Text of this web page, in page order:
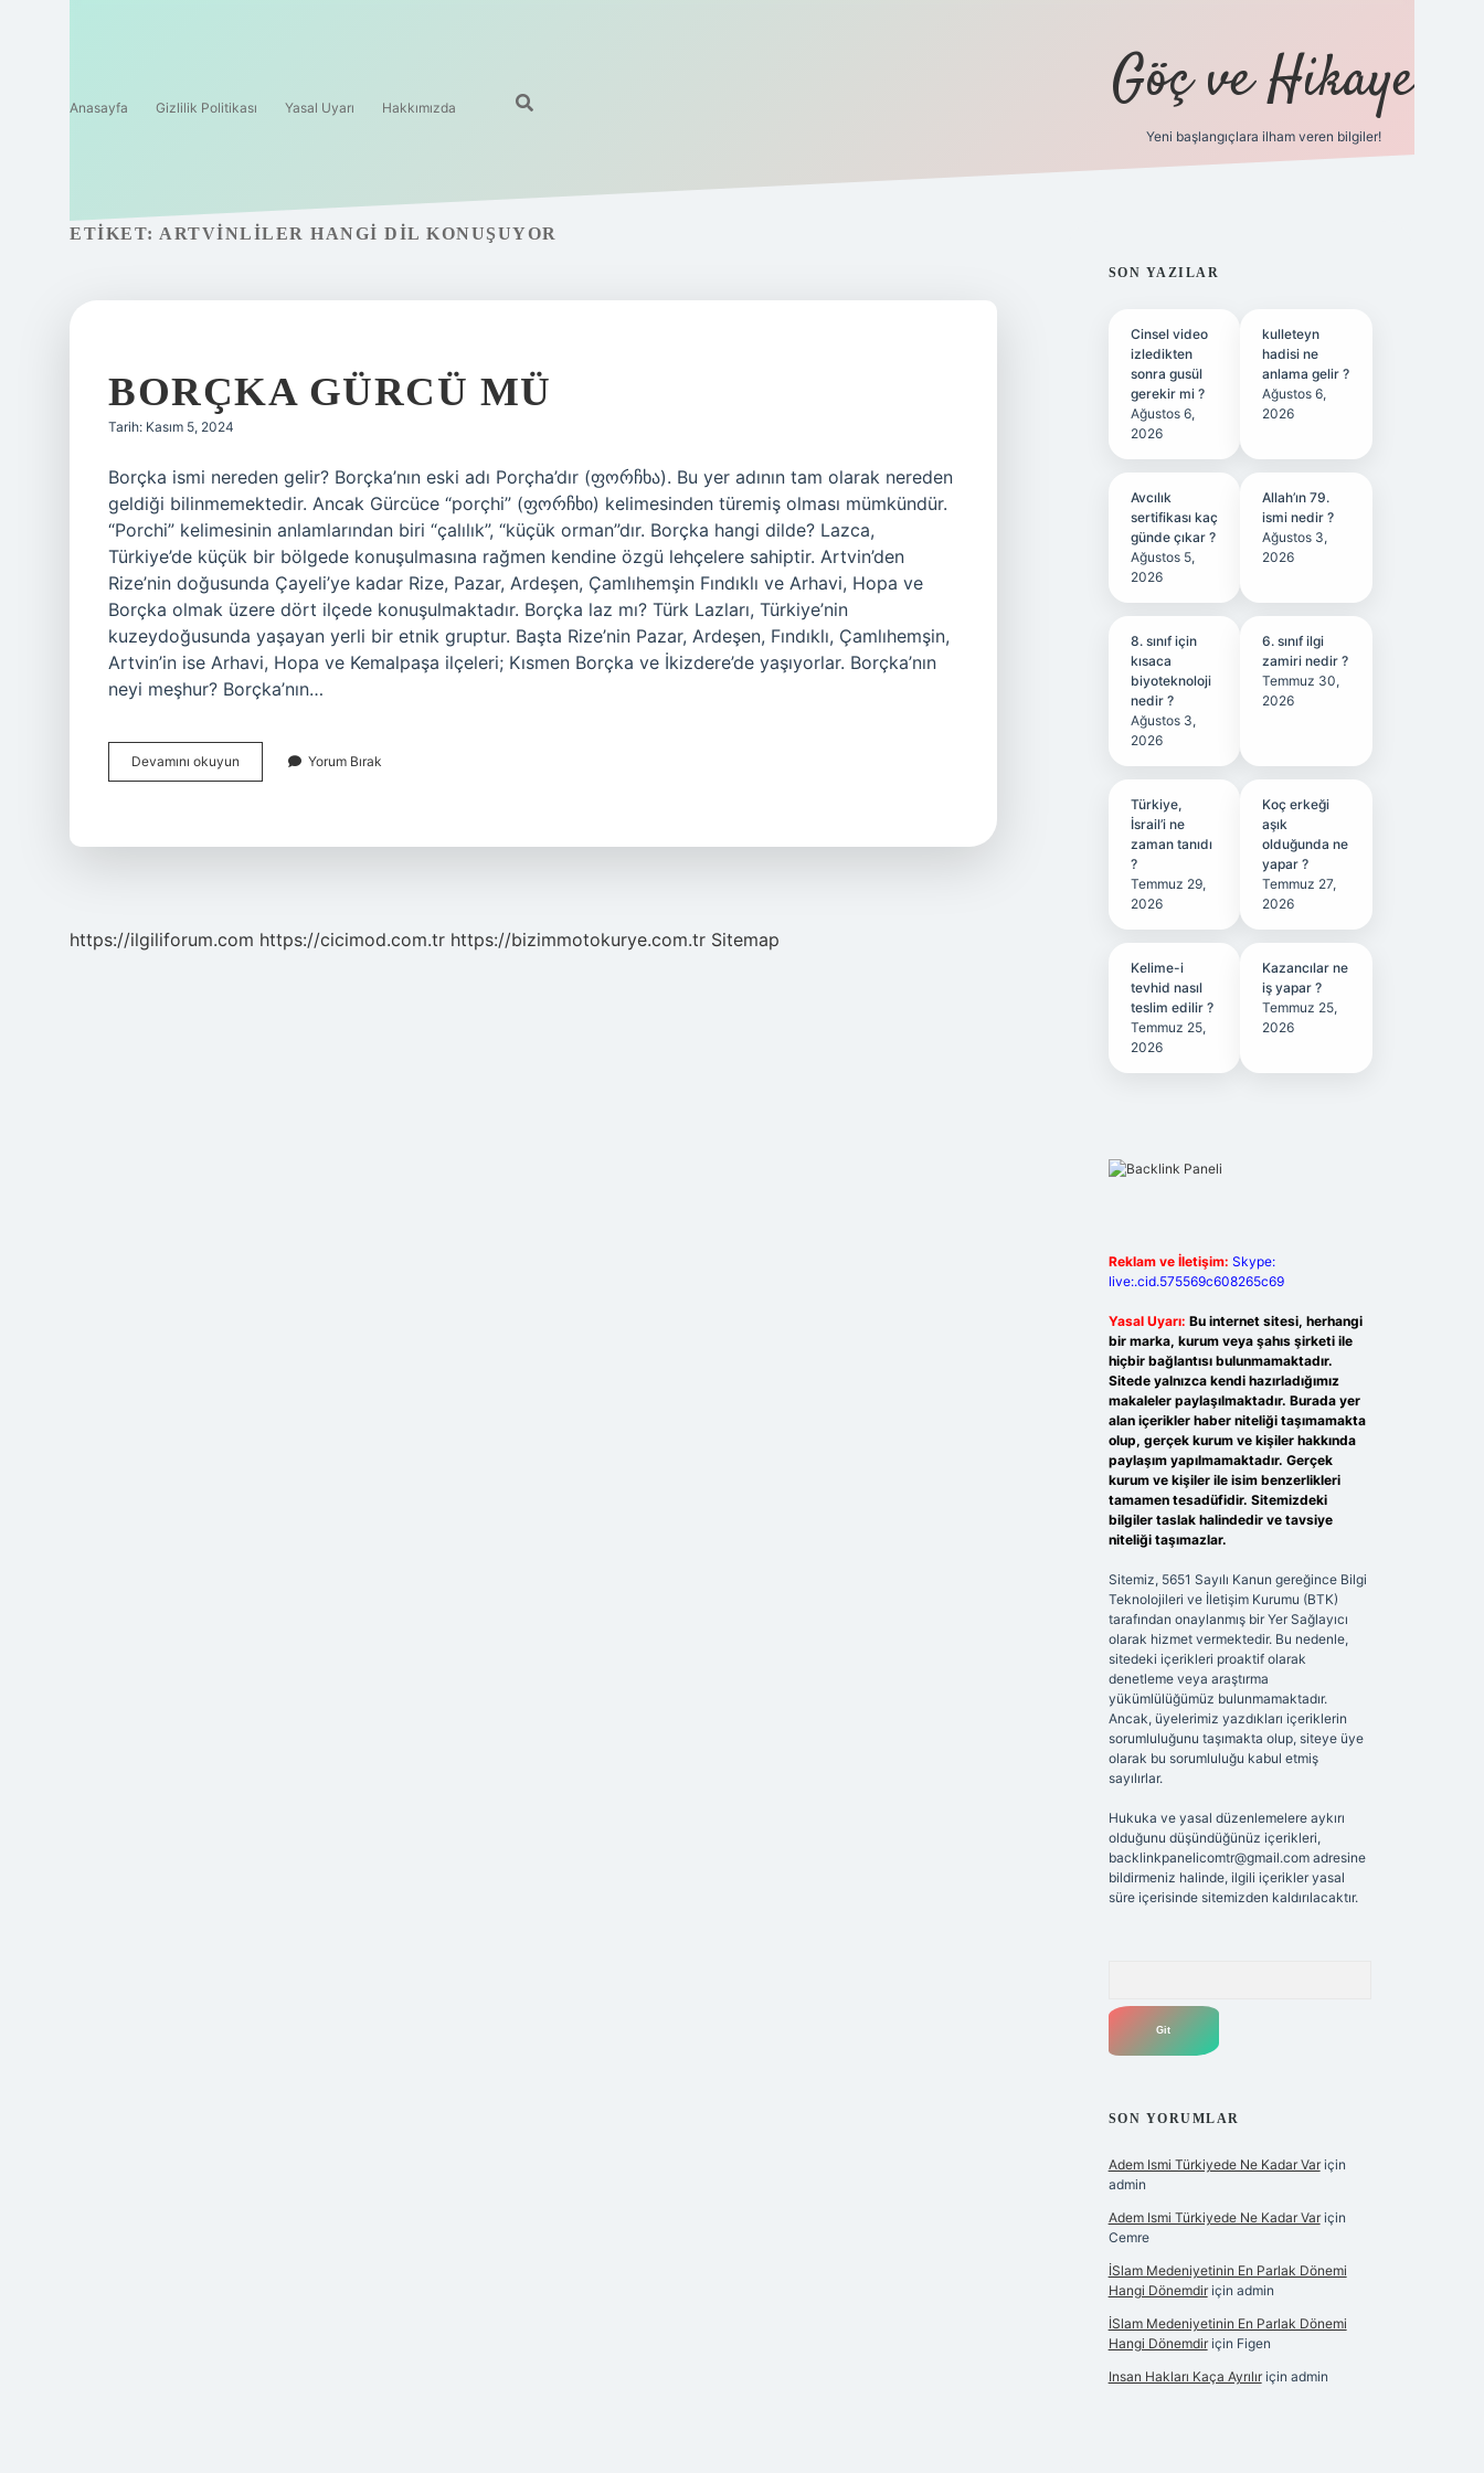
Anasayfa Gizlilik Politikası Yasal Uyarı Hakkımızda Göç ve Hikaye
Yeni başlangıçlara ilham veren bilgiler!
ETIKET: ARTVINLILER HANGI DIL KONUŞUYOR
BORÇKA GÜRCÜ MÜ
Tarih: Kasım 5, 2024
Borçka ismi nereden gelir? Borçka’nın eski adı Porçha’dır (ფორჩხა). Bu yer adının tam olarak nereden
geldiği bilinmemektedir. Ancak Gürcüce “porçhi” (ფორჩხი) kelimesinden türemiş olması mümkündür.
“Porchi” kelimesinin anlamlarından biri “çalılık”, “küçük orman”dır. Borçka hangi dilde? Lazca,
Türkiye’de küçük bir bölgede konuşulmasına rağmen kendine özgü lehçelere sahiptir. Artvin’den
Rize’nin doğusunda Çayeli’ye kadar Rize, Pazar, Ardeşen, Çamlıhemşin Fındıklı ve Arhavi, Hopa ve
Borçka olmak üzere dört ilçede konuşulmaktadır. Borçka laz mı? Türk Lazları, Türkiye’nin
kuzeydoğusunda yaşayan yerli bir etnik gruptur. Başta Rize’nin Pazar, Ardeşen, Fındıklı, Çamlıhemşin,
Artvin’in ise Arhavi, Hopa ve Kemalpaşa ilçeleri; Kısmen Borçka ve İkizdere’de yaşıyorlar. Borçka’nın
neyi meşhur? Borçka’nın…
Devamını okuyun
Gürcü
Yorum Bırak
https://ilgiliforum.com https://cicimod.com.tr https://bizimmotokurye.com.tr Sitemap
SIDEBAR
SON YAZILAR
Cinsel video
izledikten
sonra gusül
gerekir mi ?
Ağustos 6,
2026
kulleteyn
hadisi ne
anlama gelir ?
Ağustos 6,
2026
Avcılık
sertifikası kaç
günde çıkar ?
Ağustos 5,
2026
Allah’ın 79.
ismi nedir ?
Ağustos 3,
2026
8. sınıf için
kısaca
biyoteknoloji
nedir ?
Ağustos 3,
2026
6. sınıf ilgi
zamiri nedir ?
Temmuz 30,
2026
Türkiye,
İsrail’i ne
zaman tanıdı
?
Temmuz 29,
2026
Koç erkeği
aşık
olduğunda ne
yapar ?
Temmuz 27,
2026
Kelime-i
tevhid nasıl
teslim edilir ?
Temmuz 25,
2026
Kazancılar ne
iş yapar ?
Temmuz 25,
2026
Reklam ve İletişim: Skype:
live:.cid.575569c608265c69
Yasal Uyarı: Bu internet sitesi, herhangi
bir marka, kurum veya şahıs şirketi ile
hiçbir bağlantısı bulunmamaktadır.
Sitede yalnızca kendi hazırladığımız
makaleler paylaşılmaktadır. Burada yer
alan içerikler haber niteliği taşımamakta
olup, gerçek kurum ve kişiler hakkında
paylaşım yapılmamaktadır. Gerçek
kurum ve kişiler ile isim benzerlikleri
tamamen tesadüfidir. Sitemizdeki
bilgiler taslak halindedir ve tavsiye
niteliği taşımazlar.
Sitemiz, 5651 Sayılı Kanun gereğince Bilgi
Teknolojileri ve İletişim Kurumu (BTK)
tarafından onaylanmış bir Yer Sağlayıcı
olarak hizmet vermektedir. Bu nedenle,
sitedeki içerikleri proaktif olarak
denetleme veya araştırma
yükümlülüğümüz bulunmamaktadır.
Ancak, üyelerimiz yazdıkları içeriklerin
sorumluluğunu taşımakta olup, siteye üye
olarak bu sorumluluğu kabul etmiş
sayılırlar.
Hukuka ve yasal düzenlemelere aykırı
olduğunu düşündüğünüz içerikleri,
backlinkpanelicomtr@gmail.comadresine
bildirmeniz halinde, ilgili içerikler yasal
süre içerisinde sitemizden kaldırılacaktır.
SON YORUMLAR
Adem Ismi Türkiyede Ne Kadar Variçin
admin
Adem Ismi Türkiyede Ne Kadar Variçin
Cemre
İSlam Medeniyetinin En Parlak Dönemi
Hangi Dönemdiriçin admin
İSlam Medeniyetinin En Parlak Dönemi
Hangi Dönemdiriçin Figen
Insan Hakları Kaça Ayrılıriçin admin